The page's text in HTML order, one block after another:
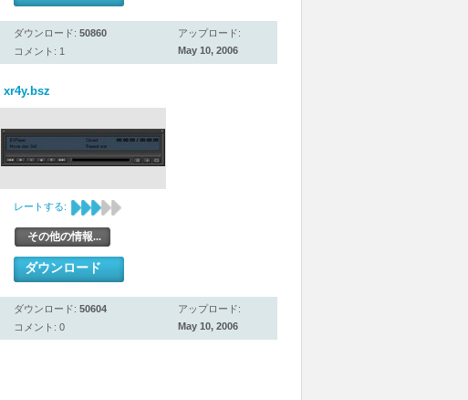
ダウンロード: 50860
コメント: 1
アップロード:
May 10, 2006
xr4y.bsz
レートする:
その他の情報...
ダウンロード
ダウンロード: 50604
コメント: 0
アップロード:
May 10, 2006